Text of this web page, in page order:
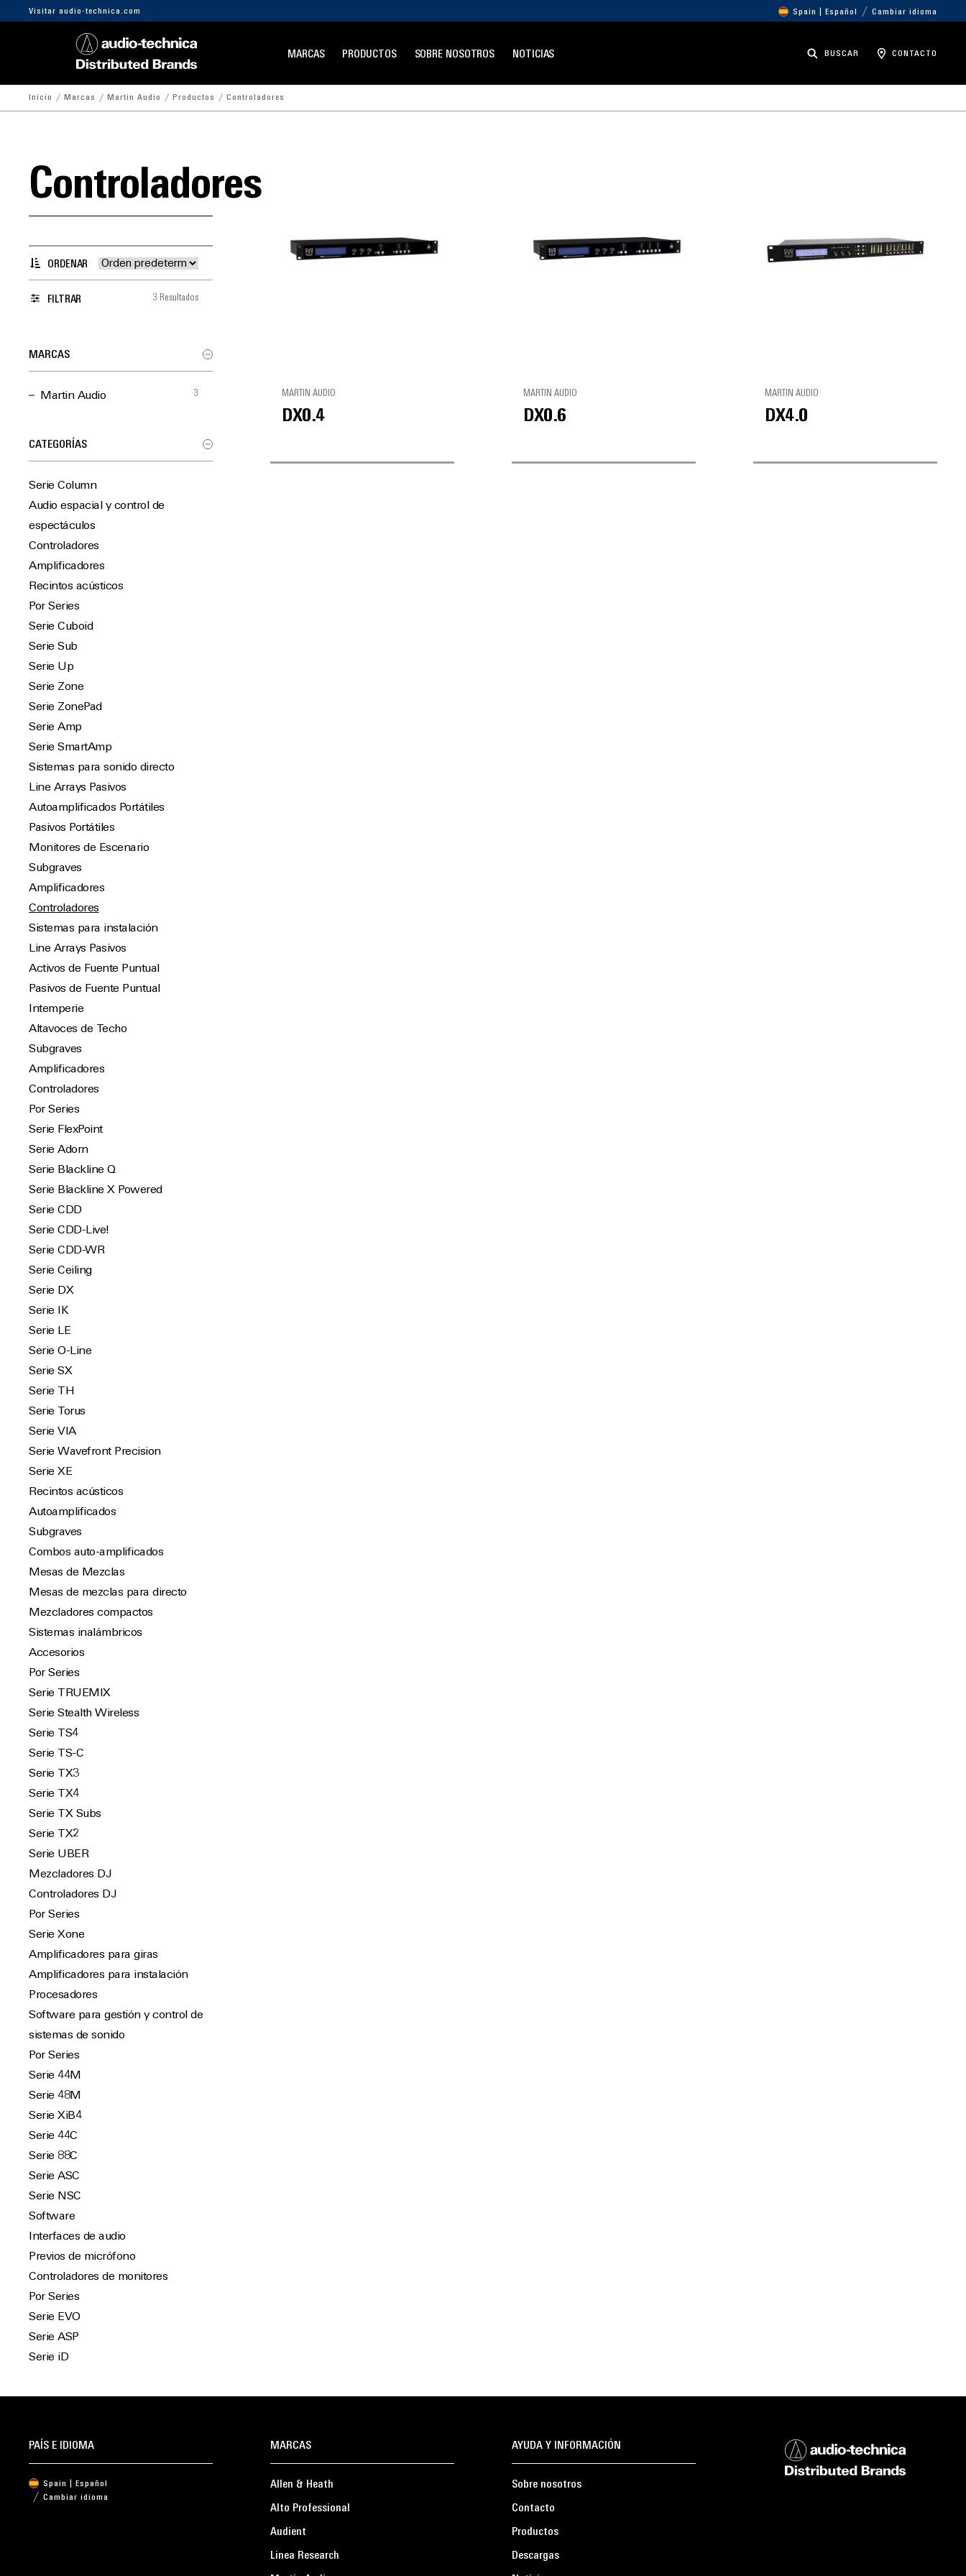
Visitar audio-technica.com Spain | Español Cambiar idioma
MARCAS PRODUCTOS SOBRE NOSOTROS NOTICIAS BUSCAR CONTACTO
Inicio Marcas Martin Audio Productos Controladores
Controladores
ORDENAR
FILTRAR 3 Resultados
MARCAS
Martin Audio 3
CATEGORÍAS
Serie Column
Audio espacial y control de
espectáculos
Controladores
Amplificadores
Recintos acústicos
Por Series
Serie Cuboid
Serie Sub
Serie Up
Serie Zone
Serie ZonePad
Serie Amp
Serie SmartAmp
Sistemas para sonido directo
Line Arrays Pasivos
Autoamplificados Portátiles
Pasivos Portátiles
Monitores de Escenario
Subgraves
Amplificadores
Controladores
Sistemas para instalación
Line Arrays Pasivos
Activos de Fuente Puntual
Pasivos de Fuente Puntual
Intemperie
Altavoces de Techo
Subgraves
Amplificadores
Controladores
Por Series
Serie FlexPoint
Serie Adorn
Serie Blackline Q
Serie Blackline X Powered
Serie CDD
Serie CDD-Live!
Serie CDD-WR
Serie Ceiling
Serie DX
Serie IK
Serie LE
Serie O-Line
Serie SX
Serie TH
Serie Torus
Serie VIA
Serie Wavefront Precision
Serie XE
Recintos acústicos
Autoamplificados
Subgraves
Combos auto-amplificados
Mesas de Mezclas
Mesas de mezclas para directo
Mezcladores compactos
Sistemas inalámbricos
Accesorios
Por Series
Serie TRUEMIX
Serie Stealth Wireless
Serie TS4
Serie TS-C
Serie TX3
Serie TX4
Serie TX Subs
Serie TX2
Serie UBER
Mezcladores DJ
Controladores DJ
Por Series
Serie Xone
Amplificadores para giras
Amplificadores para instalación
Procesadores
Software para gestión y control de
sistemas de sonido
Por Series
Serie 44M
Serie 48M
Serie XiB4
Serie 44C
Serie 88C
Serie ASC
Serie NSC
Software
Interfaces de audio
Previos de micrófono
Controladores de monitores
Por Series
Serie EVO
Serie ASP
Serie iD
MARTIN AUDIO
DX0.4
MARTIN AUDIO
DX0.6
MARTIN AUDIO
DX4.0
MARCAS
Allen & Heath
Alto Professional
Audient
Linea Research
AYUDA Y INFORMACIÓN
Sobre nosotros
Contacto
Productos
Descargas
PAÍS E IDIOMA
Spain | Español
Cambiar idioma